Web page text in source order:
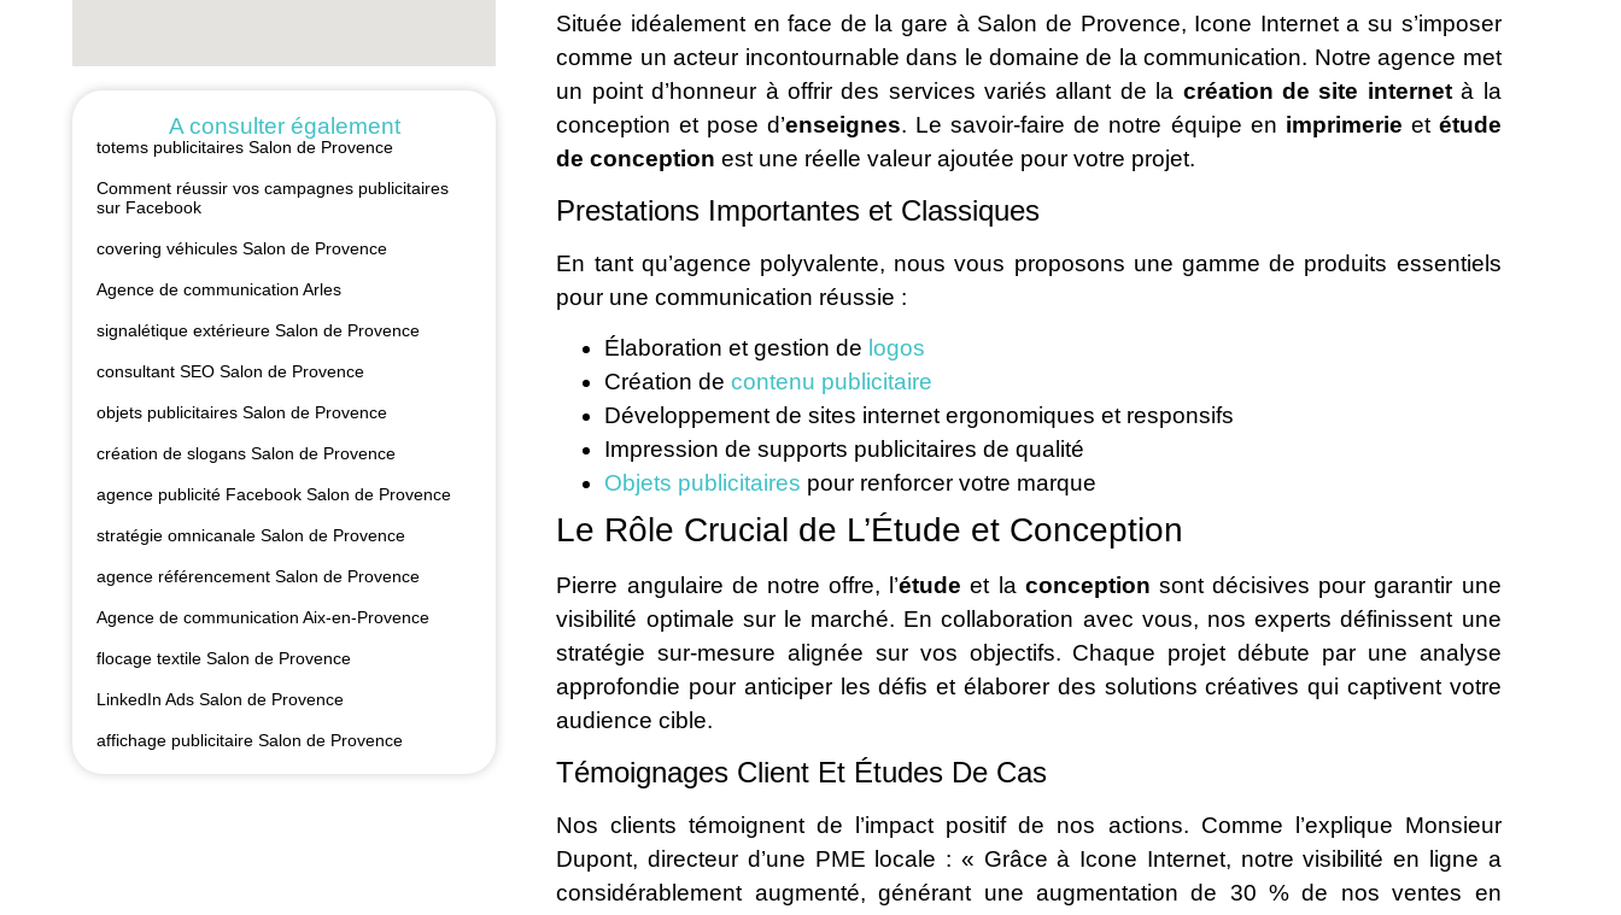
A consulter également
totems publicitaires Salon de Provence
Comment réussir vos campagnes publicitaires
sur Facebook
covering véhicules Salon de Provence
Agence de communication Arles
signalétique extérieure Salon de Provence
consultant SEO Salon de Provence
objets publicitaires Salon de Provence
création de slogans Salon de Provence
agence publicité Facebook Salon de Provence
stratégie omnicanale Salon de Provence
agence référencement Salon de Provence
Agence de communication Aix-en-Provence
flocage textile Salon de Provence
LinkedIn Ads Salon de Provence
affichage publicitaire Salon de Provence
Située idéalement en face de la gare à Salon de Provence, Icone Internet a su s’imposer
comme un acteur incontournable dans le domaine de la communication. Notre agence met
un point d’honneur à offrir des services variés allant de la création de site internetà la
conception et pose d’enseignes. Le savoir-faire de notre équipe en imprimerie et étude
de conception est une réelle valeur ajoutée pour votre projet.
Prestations Importantes et Classiques
En tant qu’agence polyvalente, nous vous proposons une gamme de produits essentiels
pour une communication réussie :
Élaboration et gestion de logos
Création decontenu publicitaire
Développement de sites internet ergonomiques et responsifs
Impression de supports publicitaires de qualité
Objets publicitaires pour renforcer votre marque
Le Rôle Crucial de L’Étude et Conception
Pierre angulaire de notre offre, l’étude et la conception sont décisives pour garantir une
visibilité optimale sur le marché. En collaboration avec vous, nos experts définissent une
stratégie sur-mesure alignée sur vos objectifs. Chaque projet débute par une analyse
approfondie pour anticiper les défis et élaborer des solutions créatives qui captivent votre
audience cible.
Témoignages Client Et Études De Cas
Nos clients témoignent de l’impact positif de nos actions. Comme l’explique Monsieur
Dupont, directeur d’une PME locale : « Grâce à Icone Internet, notre visibilité en ligne a
considérablement augmenté, générant une augmentation de 30 % de nos ventes en